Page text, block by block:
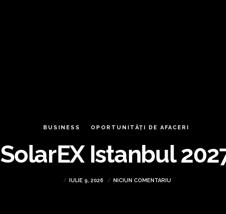
BUSINESS OPORTUNITĂȚI DE AFACERI
SolarEX Istanbul
IULIE 9, 2026 NICIUN COMENTARIU